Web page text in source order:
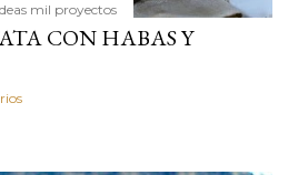
mil proyectos
CON HABAS Y